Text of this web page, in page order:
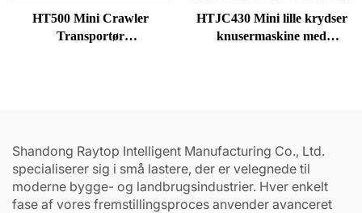
HT500 Mini Crawler
Transportør
HTJC430 Mini lille krydser
knusermaskine med
Shandong Raytop Intelligent Manufacturing Co., Ltd.
specialiserer sig i små lastere, der er velegnede til
moderne bygge- og landbrugsindustrier. Hver enkelt
fase af vores fremstillingsproces anvender avanceret